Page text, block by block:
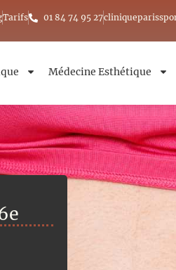
Tarifs 01 84 74 95 27
Médecine Esthétique